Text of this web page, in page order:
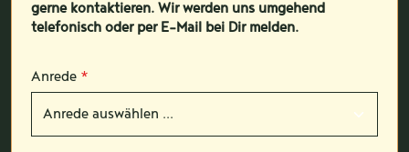
gerne kontaktieren. Wir werden uns umgehend
telefonisch oder per E-Mail bei Dir melden.
Anrede *